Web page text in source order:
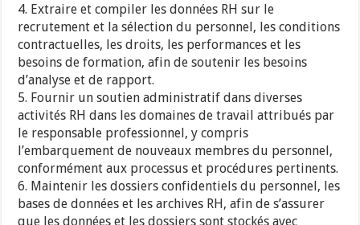
4. Extraire et compiler les données RH sur le
recrutement et la sélection du personnel, les conditions
contractuelles, les droits, les performances et les
besoins de formation, afin de soutenir les besoins
d’analyse et de rapport.
5. Fournir un soutien administratif dans diverses
activités RH dans les domaines de travail attribués par
le responsable professionnel, y compris
l’embarquement de nouveaux membres du personnel,
conformément aux processus et procédures pertinents.
6. Maintenir les dossiers confidentiels du personnel, les
bases de données et les archives RH, afin de s’assurer
que les données et les dossiers sont stockés avec